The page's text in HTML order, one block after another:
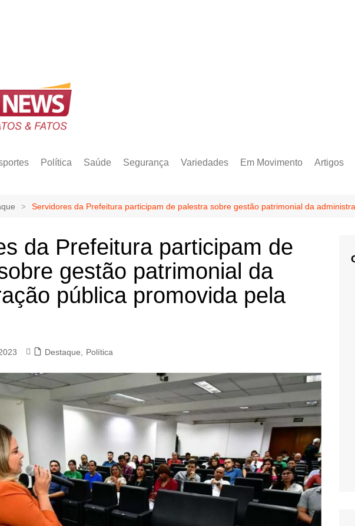
Política Saúde Segurança Variedades Em Movimento Artigos
Servidores da Prefeitura participam de palestra sobre gestão patrimonial da
da Prefeitura participam de
gestão patrimonial da
pública promovida pela
Destaque Política